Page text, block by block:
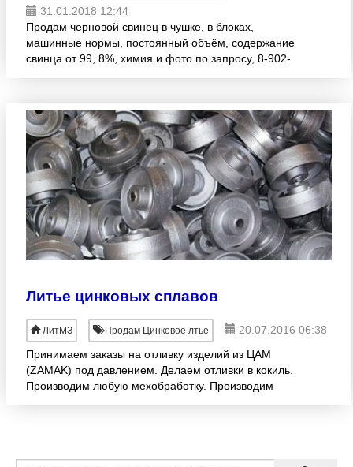
31.01.2018 12:44
Продам черновой свинец в чушке, в блоках,
машинные нормы, постоянный объём, содержание
свинца от 99, 8%, химия и фото по запросу, 8-902-
Литье цинковых сплавов
ЛитМЗ Продам Цинковое лтье
20.07.2016 06:38
Принимаем заказы на отливку изделий из ЦАМ
(ZAMAK) под давлением. Делаем отливки в кокиль.
Производим любую мехобработку. Производим